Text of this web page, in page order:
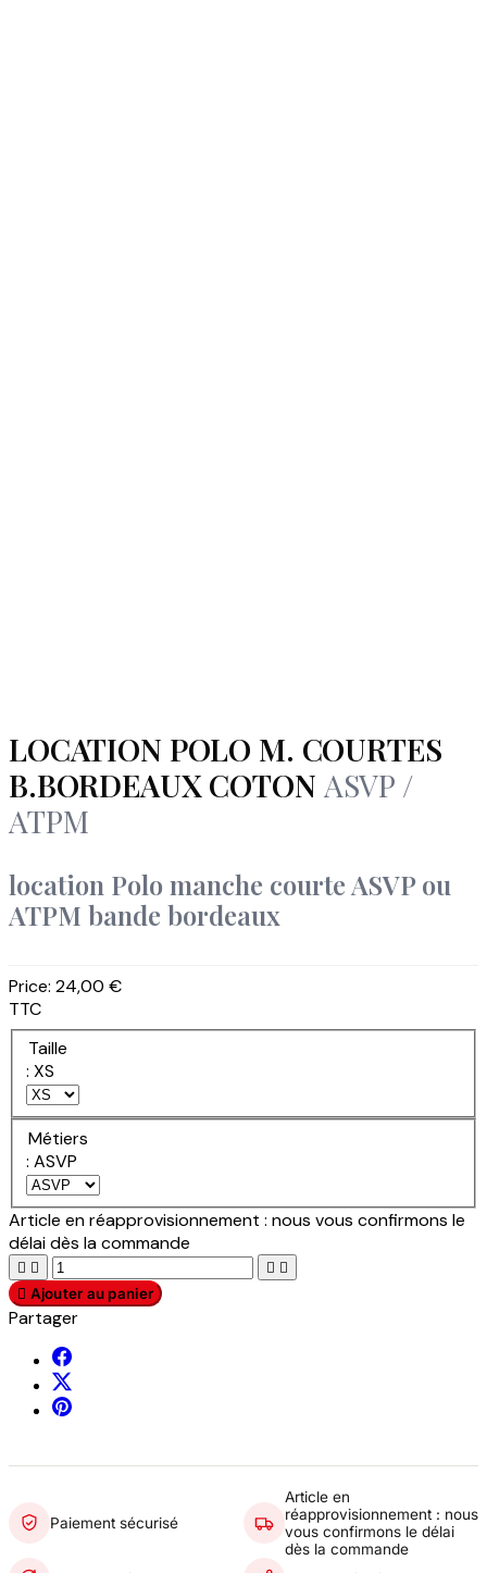
LOCATION POLO M. COURTES
B.BORDEAUX COTON ASVP /
ATPM
location Polo manche courte ASVP ou
ATPM bande bordeaux
Price: 24,00 €
TTC
Taille
: XS
Métiers
: ASVP
Article en réapprovisionnement : nous vous confirmons le
délai dès la commande
   
 Ajouter au panier
Partager
Paiement sécurisé
Article en
réapprovisionnement : nous
vous confirmons le délai
dès la commande